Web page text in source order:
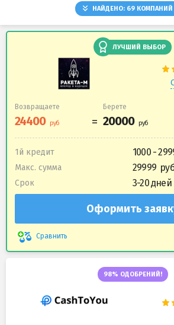
НАЙДЕНО: 69 КОМПАНИЙ
ЛУЧШИЙ ВЫБОР
Возвращаете Берете
1й кредит 1000 -
Макс. сумма 29999
Срок 3-20 дней
Оформить
Сравнить
98% ОДОБРЕНИЙ!